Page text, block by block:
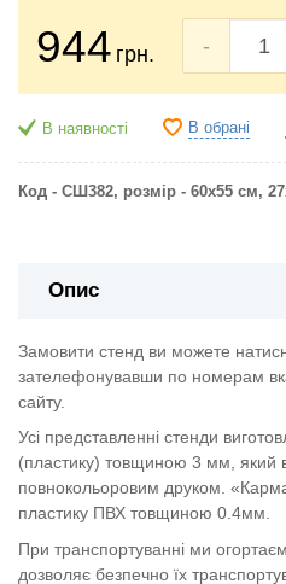
944 грн. -
В наявності В обрані
Код - СШ382, розмір - 60х55 см,
Опис
Замовити стенд ви можете
зателефонувавши по номерам
сайту.
Усі представленні стенди
(пластику) товщиною 3 мм, який
повнокольоровим друком.
пластику ПВХ товщиною 0.4мм.
При транспортуванні ми
дозволяє безпечно їх